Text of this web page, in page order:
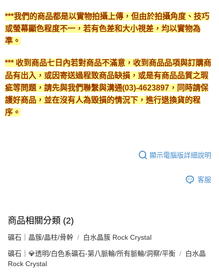
***我們的商品都是以實物拍攝上傳，但由於拍攝角度、技巧
或螢幕顯色程度不一，若有色差和大小視差，均以實物為
準。
*** 收到商品七日內若對商品不滿意，收到商品品項與訂購商
品有出入，或因寄送過程致商品缺損，或是有商品品質之瑕
疵等問題，請先與我們聯繫與溝通(03)-4623897，同時請保
護好商品，並在沒有人為毀損的情況下，進行退換貨的程
序。
顯示電腦版詳細說明
客服
商品相關分類 (2)
礦石｜晶簇/晶柱/骨幹 白水晶簇 Rock Crystal
礦石｜💎透明/白色系礦石-第八脈輪/所有脈輪/洞察/平衡
白水晶
Rock Crystal